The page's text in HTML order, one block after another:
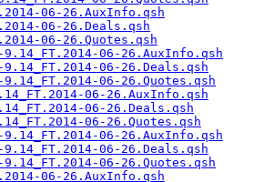
06-26.AuxInfo.qsh
06-26.Deals.qsh
06-26.Quotes.qsh
9.14_FT.2014-06-26.AuxInfo.qsh
9.14_FT.2014-06-26.Deals.qsh
9.14_FT.2014-06-26.Quotes.qsh
06-26.AuxInfo.qsh
06-26.Deals.qsh
06-26.Quotes.qsh
9.14_FT.2014-06-26.AuxInfo.qsh
9.14_FT.2014-06-26.Deals.qsh
9.14_FT.2014-06-26.Quotes.qsh
06-26.AuxInfo.qsh